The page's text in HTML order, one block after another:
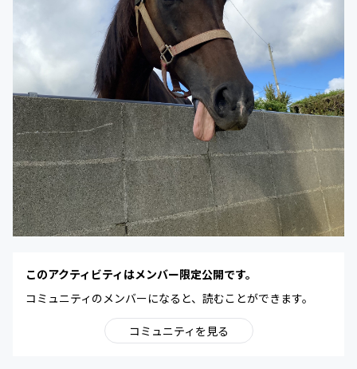
このアクティビティはメンバー限定公開です。
コミュニティのメンバーになると、読むことができます。
コミュニティを見る